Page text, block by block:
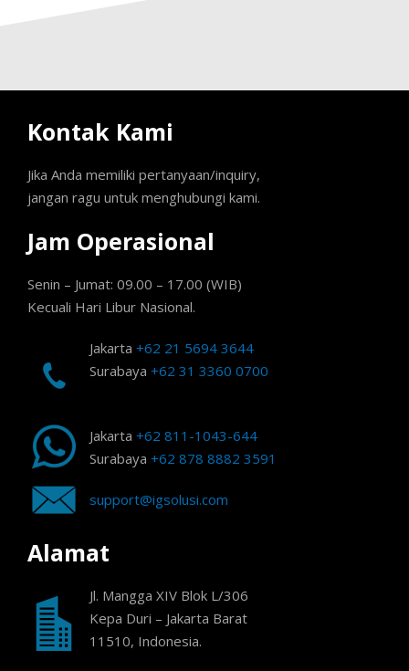
Kontak Kami
Jika Anda memiliki pertanyaan/inquiry,
jangan ragu untuk menghubungi kami.
Jam Operasional
Senin – Jumat: 09.00 – 17.00 (WIB)
Kecuali Hari Libur Nasional.
Jakarta +62 21 5694 3644
Surabaya +62 31 3360 0700
Jakarta +62 811-1043-644
Surabaya +62 878 8882 3591
support@igsolusi.com
Alamat
Jl. Mangga XIV Blok L/306
Kepa Duri – Jakarta Barat
11510, Indonesia.